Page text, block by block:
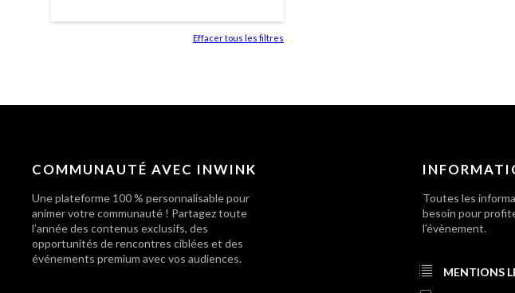
Effacer tous les filtres
COMMUNAUTÉ AVEC INWINK
Une plateforme 100 % personnalisable pour
animer votre communauté ! Partagez toute
l’année des contenus exclusifs, des
opportunités de rencontres ciblées et des
événements premium avec vos audiences.
Toutes les
besoin pour
l'évènement.
MENTIONS